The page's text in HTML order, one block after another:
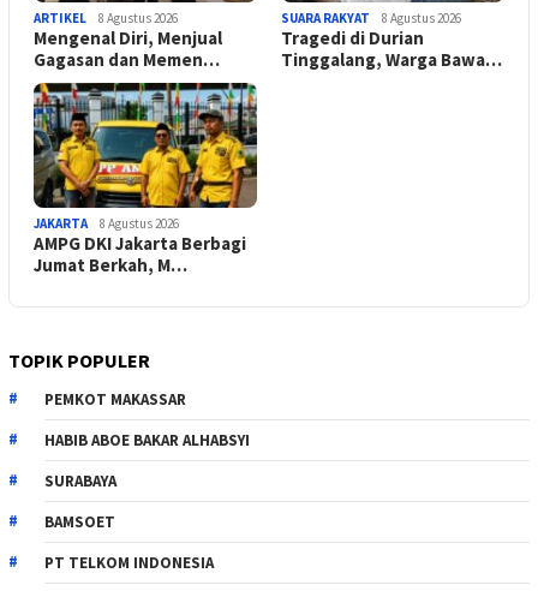
ARTIKEL 8 Agustus 2026
Mengenal Diri, Menjual
Gagasan dan Memen…
SUARA RAKYAT 8 Agustus 2026
Tragedi di Durian
Tinggalang, Warga Bawa…
JAKARTA 8 Agustus 2026
AMPG DKI Jakarta Berbagi
Jumat Berkah, M…
TOPIK POPULER
PEMKOT MAKASSAR
HABIB ABOE BAKAR ALHABSYI
SURABAYA
BAMSOET
PT TELKOM INDONESIA